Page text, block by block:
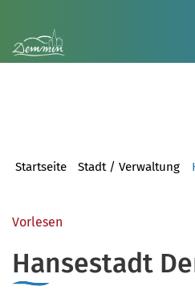
Startseite Stadt / Verwaltung
Vorlesen
Hansestadt